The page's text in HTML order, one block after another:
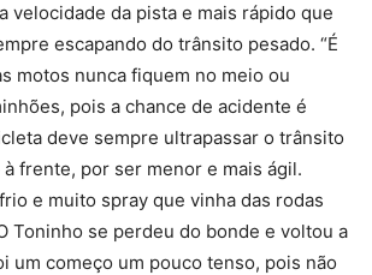
velocidade da pista e mais rápido que
escapando do trânsito pesado. “É
motos nunca fiquem no meio ou
pois a chance de acidente é
deve sempre ultrapassar o trânsito
frente, por ser menor e mais ágil.
e muito spray que vinha das rodas
Toninho se perdeu do bonde e voltou a
um começo um pouco tenso, pois não